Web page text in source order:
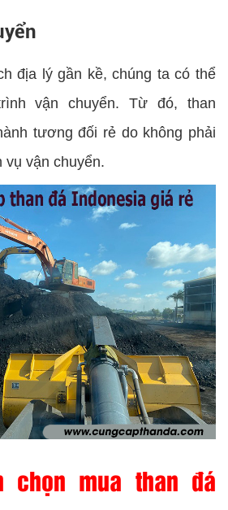
địa lý gần kề, chúng ta có thể
vận chuyển. Từ đó, than
tương đối rẻ do không phải
vụ vận chuyển.
chọn mua than đá